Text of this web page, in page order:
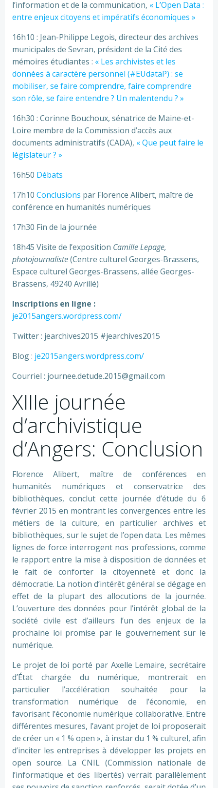
l’information et de la communication, « L’Open Data :
entre enjeux citoyens et impératifs économiques »
16h10 : Jean-Philippe Legois, directeur des archives
municipales de Sevran, président de la Cité des
mémoires étudiantes : « Les archivistes et les
données à caractère personnel (#EUdataP) : se
mobiliser, se faire comprendre, faire comprendre
son rôle, se faire entendre ? Un malentendu ? »
16h30 : Corinne Bouchoux, sénatrice de Maine-et-
Loire membre de la Commission d’accès aux
documents administratifs (CADA), « Que peut faire le
législateur ? »
16h50 Débats
17h10 Conclusions par Florence Alibert, maître de
conférence en humanités numériques
17h30 Fin de la journée
18h45 Visite de l’exposition Camille Lepage,
photojournaliste(Centre culturel Georges-Brassens,
Espace culturel Georges-Brassens, allée Georges-
Brassens, 49240 Avrillé)
Inscriptions en ligne :
je2015angers.wordpress.com/
Twitter : jearchives2015 #jearchives2015
Blog : je2015angers.wordpress.com/
Courriel : journee.detude.2015@gmail.com
XIIIe journée
d’archivistique
d’Angers: Conclusion
Florence Alibert, maître de conférences en
humanités numériques et conservatrice des
bibliothèques, conclut cette journée d’étude du 6
février 2015 en montrant les convergences entre les
métiers de la culture, en particulier archives et
bibliothèques, sur le sujet de l’open data. Les mêmes
lignes de force interrogent nos professions, comme
le rapport entre la mise à disposition de données et
le fait de conforter la citoyenneté et donc la
démocratie. La notion d’intérêt général se dégage en
effet de la plupart des allocutions de la journée.
L’ouverture des données pour l’intérêt global de la
société civile est d’ailleurs l’un des enjeux de la
prochaine loi promise par le gouvernement sur le
numérique.
Le projet de loi porté par Axelle Lemaire, secrétaire
d’État chargée du numérique, montrerait en
particulier l’accélération souhaitée pour la
transformation numérique de l’économie, en
favorisant l’économie numérique collaborative. Entre
différentes mesures, l’avant projet de loi proposerait
de créer un « 1 % open », à instar du 1 % culturel, afin
d’inciter les entreprises à développer les projets en
open source. La CNIL (Commission nationale de
l’informatique et des libertés) verrait parallèlement